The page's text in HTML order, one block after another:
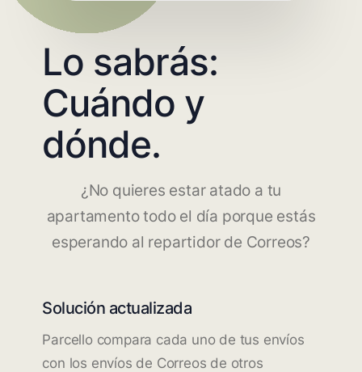
Lo sabrás:
Cuándo y
dónde.
¿No quieres estar atado a tu
apartamento todo el día porque estás
esperando al repartidor de Correos?
Solución actualizada
Parcello compara cada uno de tus envíos
con los envíos de Correos de otros